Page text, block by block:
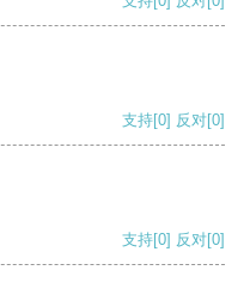
支持[0] 反对[0]
支持[0] 反对[0]